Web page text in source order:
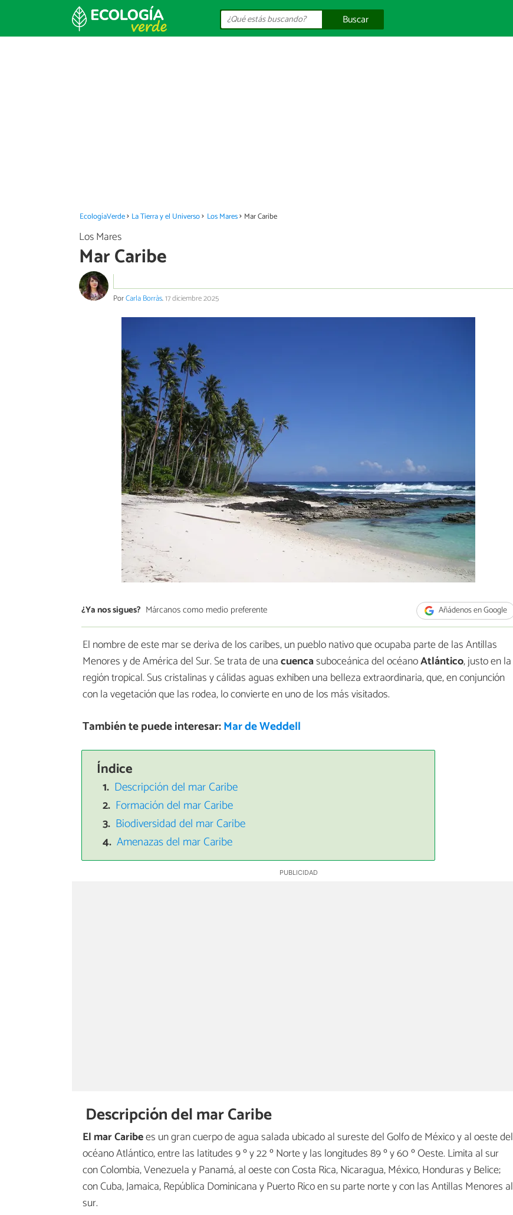
Buscar
EcologíaVerde La Tierra y el Universo Los Mares Mar Caribe
Los Mares
Mar Caribe
PorCarla Borràs.17 diciembre 2025
¿Ya nos sigues? Márcanos como medio preferente Añádenos en Google
El nombre de este mar se deriva de los caribes, un pueblo nativo que ocupaba parte de las Antillas
Menores y de América del Sur. Se trata de unacuencasuboceánica del océanoAtlántico, justo en la
región tropical. Sus cristalinas y cálidas aguas exhiben una belleza extraordinaria, que, en conjunción
con la vegetación que las rodea, lo convierte en uno de los más visitados.
También te puede interesar:Mar de Weddell
Índice
Descripción del mar Caribe
Formación del mar Caribe
Biodiversidad del mar Caribe
Amenazas del mar Caribe
Descripción del mar Caribe
El mar Caribees un gran cuerpo de agua salada ubicado al sureste del Golfo de México y al oeste del
océano Atlántico, entre las latitudes 9 º y 22 º Norte y las longitudes 89 º y 60 º Oeste. Limita al sur
con Colombia, Venezuela y Panamá, al oeste con Costa Rica, Nicaragua, México, Honduras y Belice;
con Cuba, Jamaica, República Dominicana y Puerto Rico en su parte norte y con las Antillas Menores al
sur.